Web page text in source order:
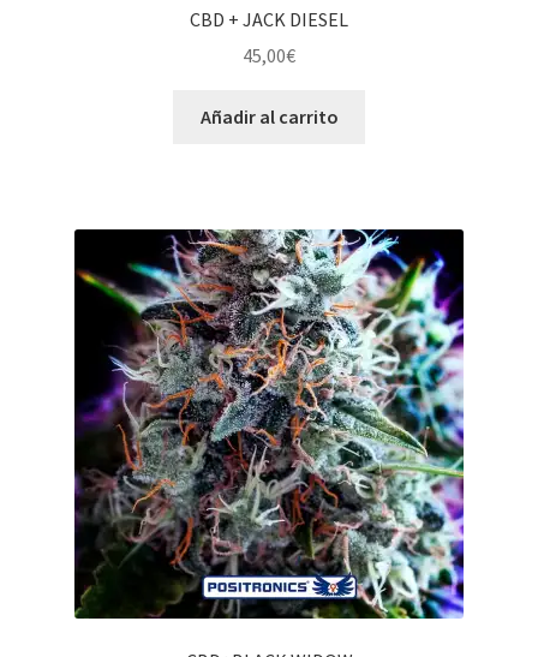
CBD + JACK DIESEL
45,00€
Añadir al carrito